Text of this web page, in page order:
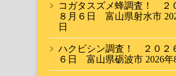
コガタスズメ蜂調査！ ２
８月６日 富山県射水市
日
ハクビシン調査！ ２０２
６日 富山県砺波市 2026年